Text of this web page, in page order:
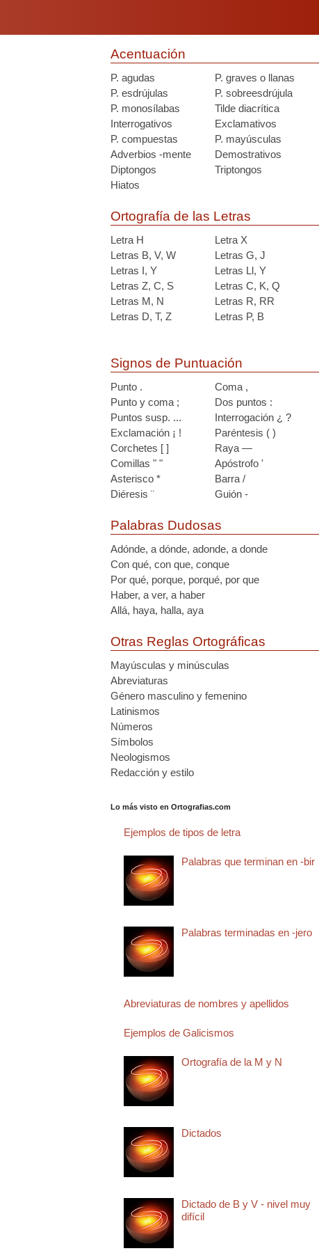
Acentuación
P. agudas
P. graves o llanas
P. esdrújulas
P. sobreesdrújula
P. monosílabas
Tilde diacrítica
Interrogativos
Exclamativos
P. compuestas
P. mayúsculas
Adverbios -mente
Demostrativos
Diptongos
Triptongos
Hiatos
Ortografía de las Letras
Letra H
Letra X
Letras B, V, W
Letras G, J
Letras I, Y
Letras Ll, Y
Letras Z, C, S
Letras C, K, Q
Letras M, N
Letras R, RR
Letras D, T, Z
Letras P, B
Signos de Puntuación
Punto .
Coma ,
Punto y coma ;
Dos puntos :
Puntos susp. ...
Interrogación ¿ ?
Exclamación ¡ !
Paréntesis ( )
Corchetes [ ]
Raya —
Comillas " "
Apóstrofo '
Asterisco *
Barra /
Diéresis ¨
Guión -
Palabras Dudosas
Adónde, a dónde, adonde, a donde
Con qué, con que, conque
Por qué, porque, porqué, por que
Haber, a ver, a haber
Allá, haya, halla, aya
Otras Reglas Ortográficas
Mayúsculas y minúsculas
Abreviaturas
Género masculino y femenino
Latinismos
Números
Símbolos
Neologismos
Redacción y estilo
Lo más visto en Ortografias.com
Ejemplos de tipos de letra
Palabras que terminan en -bir
Palabras terminadas en -jero
Abreviaturas de nombres y apellidos
Ejemplos de Galicismos
Ortografía de la M y N
Dictados
Dictado de B y V - nivel muy
difícil